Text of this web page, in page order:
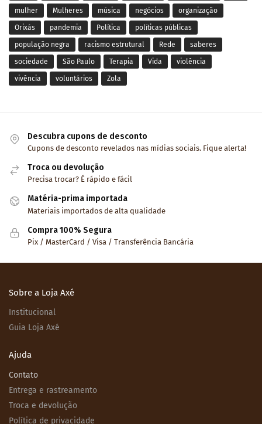
mulher Mulheres música negócios organização
Orixás pandemia Política políticas públicas
população negra racismo estrutural Rede saberes
sociedade São Paulo Terapia Vida violência
vivência voluntários Zola
Descubra cupons de desconto
Cupons de desconto revelados nas mídias sociais. Fique alerta!
Troca ou devolução
Precisa trocar? É rápido e fácil
Matéria-prima importada
Materiais importados de alta qualidade
Compra 100% Segura
Pix / MasterCard / Visa / Transferência Bancária
Sobre a Loja Axé
Institucional
Guia Loja Axé
Ajuda
Contato
Entrega e rastreamento
Troca e devolução
Política de privacidade